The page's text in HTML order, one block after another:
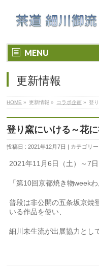
MENU
更新情報
HOME » 更新情報 » コラボ企画 » 登
登り窯にいける～花
投稿日 : 2021年12月7日 | カテゴリー
2021年11月6日（土）～7日
「第10回京都焼き物week
普段は非公開の五条坂京焼
いる作品を使い、
細川未生流が出展協力とし